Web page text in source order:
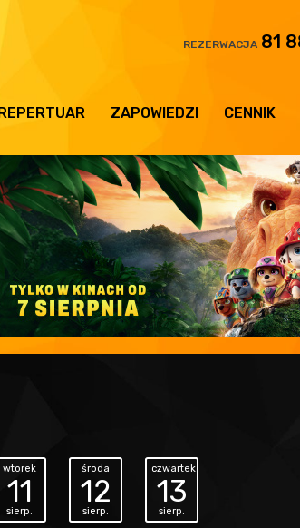
REZERWACJA 81
ZAPOWIEDZI CENNIK
wtorek
11
sierp.
środa
12
sierp.
czwartek
13
sierp.